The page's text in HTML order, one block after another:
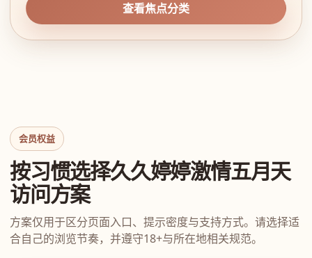
查看焦点分类
会员权益
按习惯选择久久婷婷激情五月天
访问方案
方案仅用于区分页面入口、提示密度与支持方式。请选择适
合自己的浏览节奏，并遵守18+与所在地相关规范。